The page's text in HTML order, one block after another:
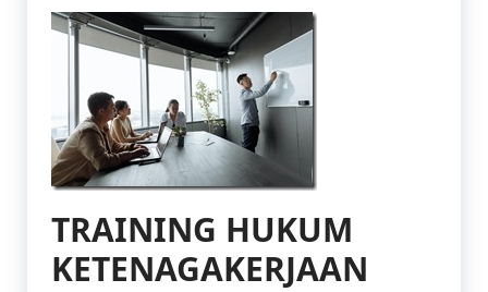
TRAINING HUKUM
KETENAGAKERJAAN